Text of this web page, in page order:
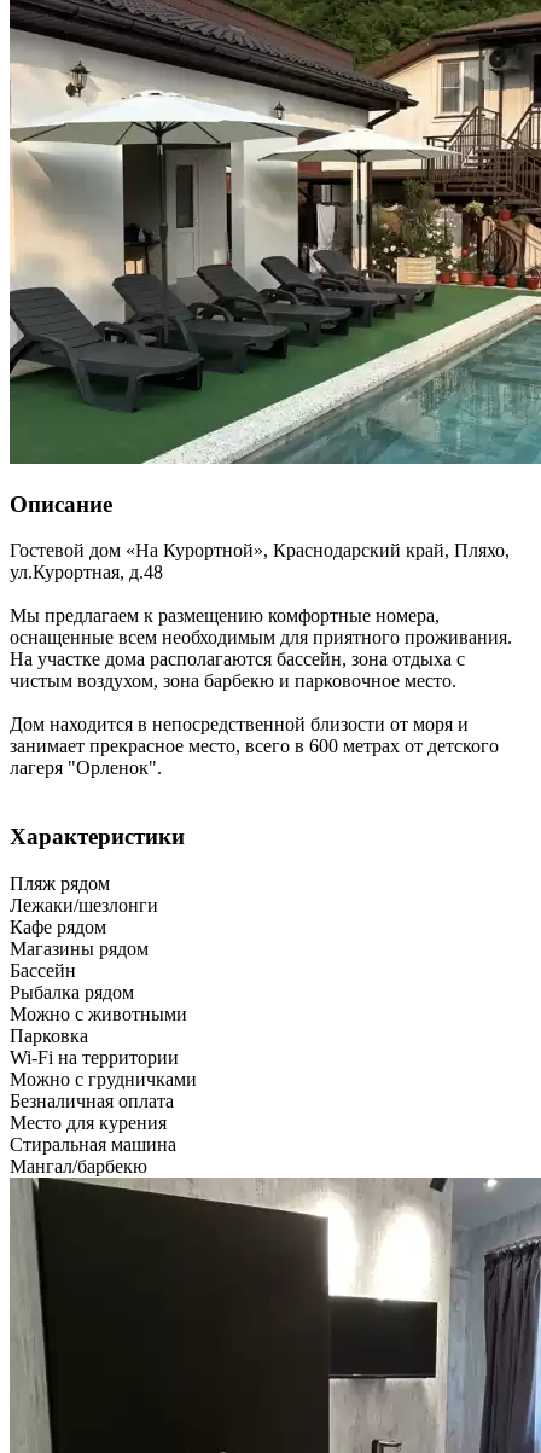
Описание
Гостевой дом «На Курортной», Краснодарский край, Пляхо,
ул.Курортная, д.48
Мы предлагаем к размещению комфортные номера,
оснащенные всем необходимым для приятного проживания.
На участке дома располагаются бассейн, зона отдыха с
чистым воздухом, зона барбекю и парковочное место.
Дом находится в непосредственной близости от моря и
занимает прекрасное место, всего в 600 метрах от детского
лагеря "Орленок".
Характеристики
Пляж рядом
Лежаки/шезлонги
Кафе рядом
Магазины рядом
Бассейн
Рыбалка рядом
Можно с животными
Парковка
Wi-Fi на территории
Можно с грудничками
Безналичная оплата
Место для курения
Стиральная машина
Мангал/барбекю